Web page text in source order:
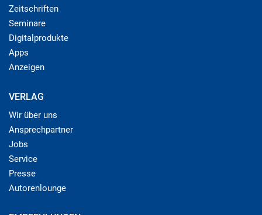
Zeitschriften
Seminare
Digitalprodukte
Apps
Anzeigen
VERLAG
Wir über uns
Ansprechpartner
Jobs
Service
Presse
Autorenlounge